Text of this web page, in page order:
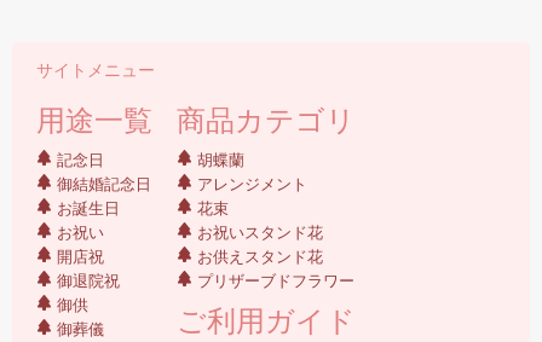
サイトメニュー
用途一覧
記念日
御結婚記念日
お誕生日
お祝い
開店祝
御退院祝
御供
御葬儀
商品カテゴリ
胡蝶蘭
アレンジメント
花束
お祝いスタンド花
お供えスタンド花
プリザーブドフラワー
ご利用ガイド